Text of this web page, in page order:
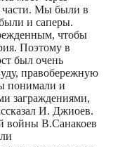
части. Мы были в
и саперы.
чтобы
Поэтому в
был очень
правобережную
понимали и
заграждениями,
И. Джиоев.
войны В.Санакоев